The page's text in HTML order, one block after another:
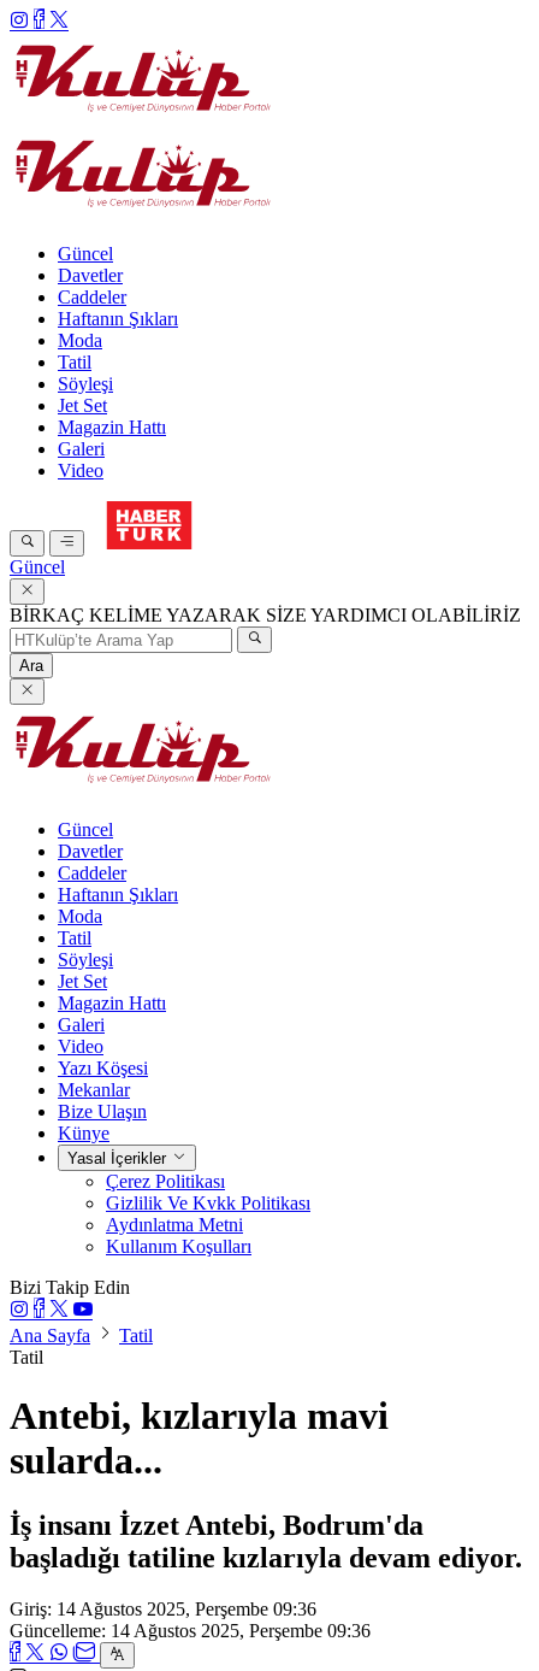
Güncel
Davetler
Caddeler
Haftanın Şıkları
Moda
Tatil
Söyleşi
Jet Set
Magazin Hattı
Galeri
Video
Güncel
BİRKAÇ KELİME YAZARAK SİZE YARDIMCI OLABİLİRİZ
Ara
Güncel
Davetler
Caddeler
Haftanın Şıkları
Moda
Tatil
Söyleşi
Jet Set
Magazin Hattı
Galeri
Video
Yazı Köşesi
Mekanlar
Bize Ulaşın
Künye
Yasal İçerikler
Çerez Politikası
Gizlilik Ve Kvkk Politikası
Aydınlatma Metni
Kullanım Koşulları
Bizi Takip Edin
Ana Sayfa
Tatil
Tatil
Antebi, kızlarıyla mavi
sularda...
İş insanı İzzet Antebi, Bodrum'da
başladığı tatiline kızlarıyla devam ediyor.
Giriş: 14 Ağustos 2025, Perşembe 09:36
Güncelleme: 14 Ağustos 2025, Perşembe 09:36